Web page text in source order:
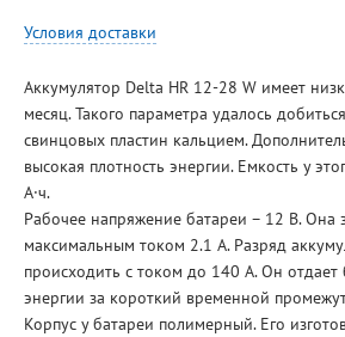
Условия доставки
Аккумулятор Delta HR 12-28 W имеет
месяц. Такого параметра удалось
свинцовых пластин кальцием.
высокая плотность энергии. Емкость у
А·ч.
Рабочее напряжение батареи – 12 В. Она
максимальным током 2.1 А. Разряд
происходить с током до 140 А. Он отдает
энергии за короткий временной
Корпус у батареи полимерный. Его